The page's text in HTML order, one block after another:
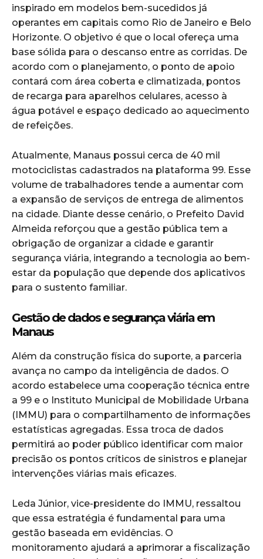
inspirado em modelos bem-sucedidos já
operantes em capitais como Rio de Janeiro e Belo
Horizonte. O objetivo é que o local ofereça uma
base sólida para o descanso entre as corridas. De
acordo com o planejamento, o ponto de apoio
contará com área coberta e climatizada, pontos
de recarga para aparelhos celulares, acesso à
água potável e espaço dedicado ao aquecimento
de refeições.
Atualmente, Manaus possui cerca de 40 mil
motociclistas cadastrados na plataforma 99. Esse
volume de trabalhadores tende a aumentar com
a expansão de serviços de entrega de alimentos
na cidade. Diante desse cenário, o Prefeito David
Almeida reforçou que a gestão pública tem a
obrigação de organizar a cidade e garantir
segurança viária, integrando a tecnologia ao bem-
estar da população que depende dos aplicativos
para o sustento familiar.
Gestão de dados e segurança viária em
Manaus
Além da construção física do suporte, a parceria
avança no campo da inteligência de dados. O
acordo estabelece uma cooperação técnica entre
a 99 e o Instituto Municipal de Mobilidade Urbana
(IMMU) para o compartilhamento de informações
estatísticas agregadas. Essa troca de dados
permitirá ao poder público identificar com maior
precisão os pontos críticos de sinistros e planejar
intervenções viárias mais eficazes.
Leda Júnior, vice-presidente do IMMU, ressaltou
que essa estratégia é fundamental para uma
gestão baseada em evidências. O
monitoramento ajudará a aprimorar a fiscalização